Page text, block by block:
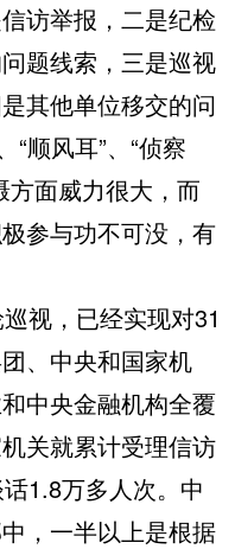
访举报，二是纪检
题线索，三是巡视
其他单位移交的问
“顺风耳”、“侦察
方面威力很大，而
参与功不可没，有
视，已经实现对31
、中央和国家机
中央金融机构全覆
关就累计受理信访
1.8万多人次。中
，一半以上是根据